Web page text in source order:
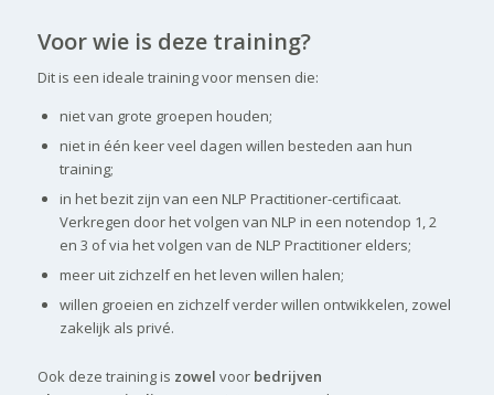
Voor wie is deze training?
Dit is een ideale training voor mensen die:
niet van grote groepen houden;
niet in één keer veel dagen willen besteden aan hun
training;
in het bezit zijn van een NLP Practitioner-certificaat.
Verkregen door het volgen van NLP in een notendop 1, 2
en 3 of via het volgen van de NLP Practitioner elders;
meer uit zichzelf en het leven willen halen;
willen groeien en zichzelf verder willen ontwikkelen, zowel
zakelijk als privé.
Ook deze training is zowel voor bedrijven